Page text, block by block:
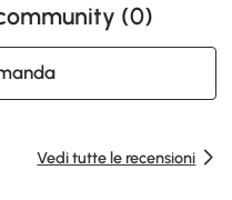
(0)
Vedi tutte le recensioni